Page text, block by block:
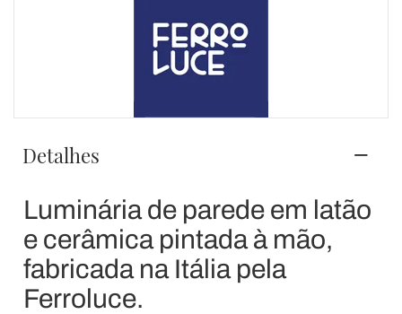
Detalhes
Luminária de parede em latão
e cerâmica pintada à mão,
fabricada na Itália pela
Ferroluce.